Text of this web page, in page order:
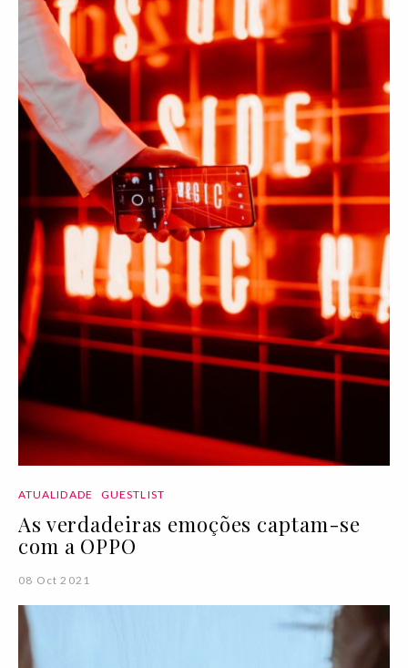
ATUALIDADE GUESTLIST
As verdadeiras emoções captam-se
com a OPPO
08 Oct 2021